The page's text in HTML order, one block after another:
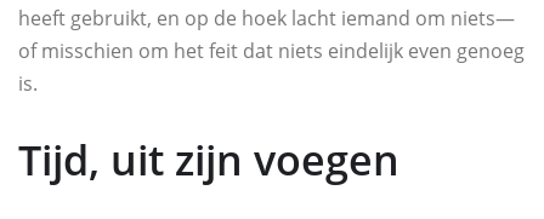
heeft gebruikt, en op de hoek lacht iemand om niets—
of misschien om het feit dat niets eindelijk even genoeg
is.
Tijd, uit zijn voegen